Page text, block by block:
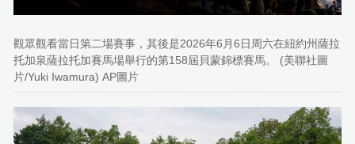
觀眾觀看當日第二場賽事，其後是2026年6月6日周六在紐約州薩拉
托加泉薩拉托加賽馬場舉行的第158屆貝蒙錦標賽馬。 (美聯社圖
片/Yuki Iwamura) AP圖片